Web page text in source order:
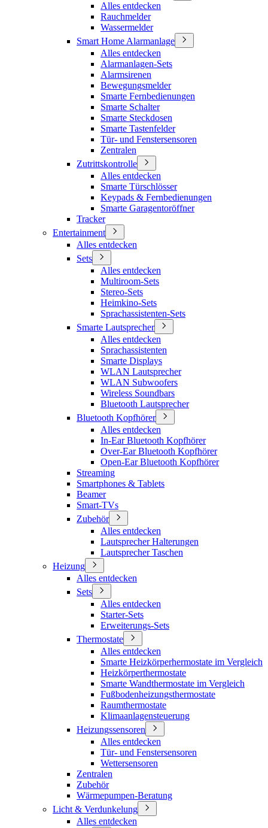
Alles entdecken
Rauchmelder
Wassermelder
Smart Home Alarmanlage
Alles entdecken
Alarmanlagen-Sets
Alarmsirenen
Bewegungsmelder
Smarte Fernbedienungen
Smarte Schalter
Smarte Steckdosen
Smarte Tastenfelder
Tür- und Fenstersensoren
Zentralen
Zutrittskontrolle
Alles entdecken
Smarte Türschlösser
Keypads & Fernbedienungen
Smarte Garagentoröffner
Tracker
Entertainment
Alles entdecken
Sets
Alles entdecken
Multiroom-Sets
Stereo-Sets
Heimkino-Sets
Sprachassistenten-Sets
Smarte Lautsprecher
Alles entdecken
Sprachassistenten
Smarte Displays
WLAN Lautsprecher
WLAN Subwoofers
Wireless Soundbars
Bluetooth Lautsprecher
Bluetooth Kopfhörer
Alles entdecken
In-Ear Bluetooth Kopfhörer
Over-Ear Bluetooth Kopfhörer
Open-Ear Bluetooth Kopfhörer
Streaming
Smartphones & Tablets
Beamer
Smart-TVs
Zubehör
Alles entdecken
Lautsprecher Halterungen
Lautsprecher Taschen
Heizung
Alles entdecken
Sets
Alles entdecken
Starter-Sets
Erweiterungs-Sets
Thermostate
Alles entdecken
Smarte Heizkörperhermostate im Vergleich
Heizkörperthermostate
Smarte Wandthermostate im Vergleich
Fußbodenheizungsthermostate
Raumthermostate
Klimaanlagensteuerung
Heizungssensoren
Alles entdecken
Tür- und Fenstersensoren
Wettersensoren
Zentralen
Zubehör
Wärmepumpen-Beratung
Licht & Verdunkelung
Alles entdecken